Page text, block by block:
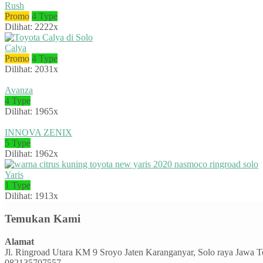
Rush
Promo 4 Type
Dilihat: 2222x
Calya
Promo 4 Type
Dilihat: 2031x
Avanza
4 Type
Dilihat: 1965x
INNOVA ZENIX
5 Type
Dilihat: 1962x
Yaris
1 Type
Dilihat: 1913x
Temukan Kami
Alamat
Jl. Ringroad Utara KM 9 Sroyo Jaten Karanganyar, Solo raya Jawa